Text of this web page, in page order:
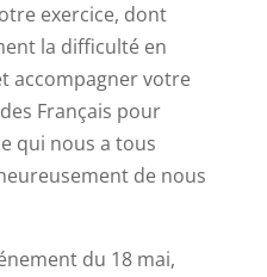
exercice, dont
la difficulté en
accompagner votre
Français pour
qui nous a tous
de nous
du 18 mai,